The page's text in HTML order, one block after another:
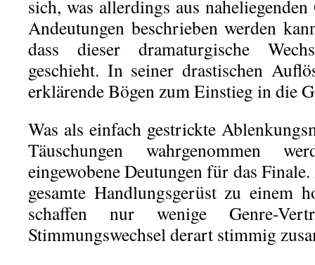
sich, was allerdings aus
Andeutungen beschrieben werden
dass dieser dramaturgische
geschieht. In seiner drastischen
erklärende Bögen zum Einstieg in die
Was als einfach gestrickte
Täuschungen wahrgenommen
eingewobene Deutungen für das
gesamte Handlungsgerüst zu einem
schaffen nur wenige Genre-
Stimmungswechsel derart stimmig